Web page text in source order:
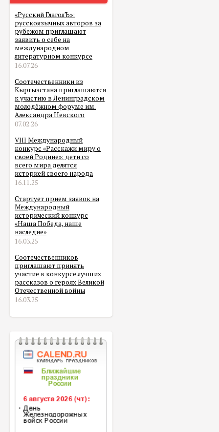
«Русский ГлаголЪ»:
русскоязычных авторов за
рубежом приглашают
заявить о себе на
международном
литературном конкурсе
16.07.26
Соотечественники из
Кыргызстана приглашаются
к участию в Ленинградском
молодёжном форуме им.
Александра Невского
07.02.26
VIII Международный
конкурс «Расскажи миру о
своей Родине»: дети со
всего мира делятся
историей своего народа
16.11.25
Стартует прием заявок на
Международный
исторический конкурс
«Наша Победа, наше
наследие»
16.03.25
Соотечественников
приглашают принять
участие в конкурсе лучших
рассказов о героях Великой
Отечественной войны
16.03.25